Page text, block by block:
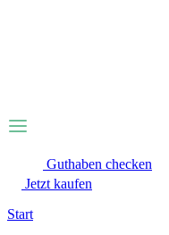
Guthaben checken
Jetzt kaufen
Start